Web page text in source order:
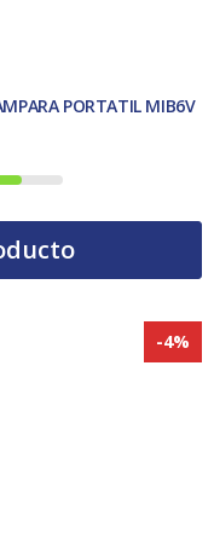
PORTATIL MIB6V
-4%